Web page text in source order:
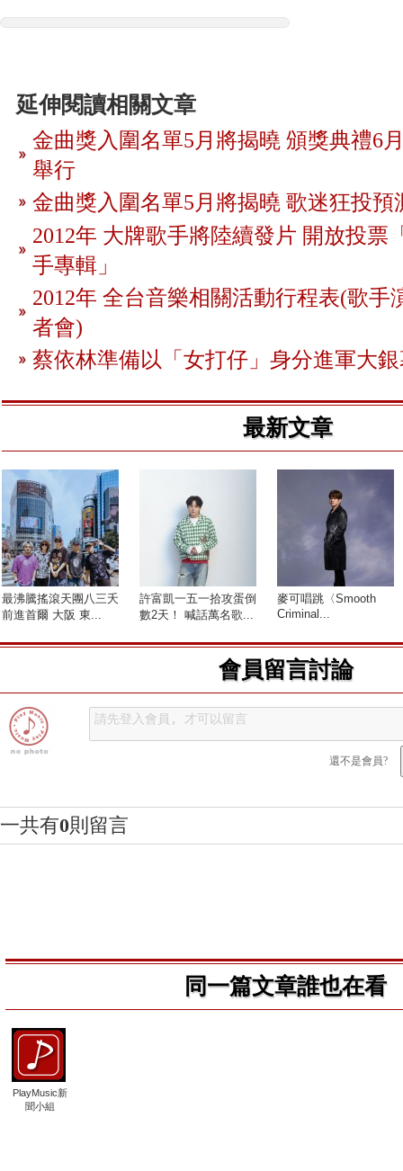
延伸閱讀相關文章
金曲獎入圍名單5月將揭曉 頒獎典禮6
舉行
金曲獎入圍名單5月將揭曉 歌迷狂投預
2012年 大牌歌手將陸續發片 開放投票
手專輯」
2012年 全台音樂相關活動行程表(歌手
者會)
蔡依林準備以「女打仔」身分進軍大
最新文章
最沸騰搖滾天團八三夭
前進首爾 大阪 東...
許富凱一五一拾攻蛋倒
數2天！ 喊話萬名歌...
麥可唱跳〈Smooth
Criminal...
會員留言討論
還不是會員?
一共有0則留言
同一篇文章誰也在看
PlayMusic新
聞小組